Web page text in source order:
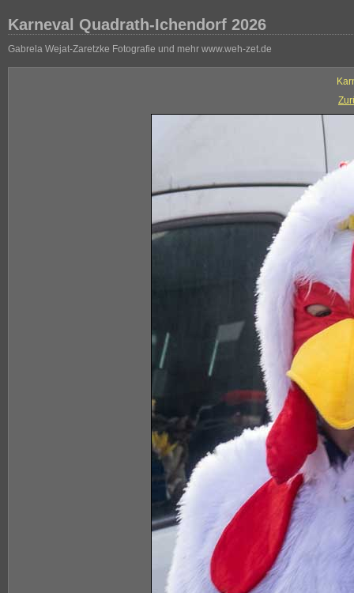
Karneval Quadrath-Ichendorf 2026
Gabrela Wejat-Zaretzke Fotografie und mehr www.weh-zet.de